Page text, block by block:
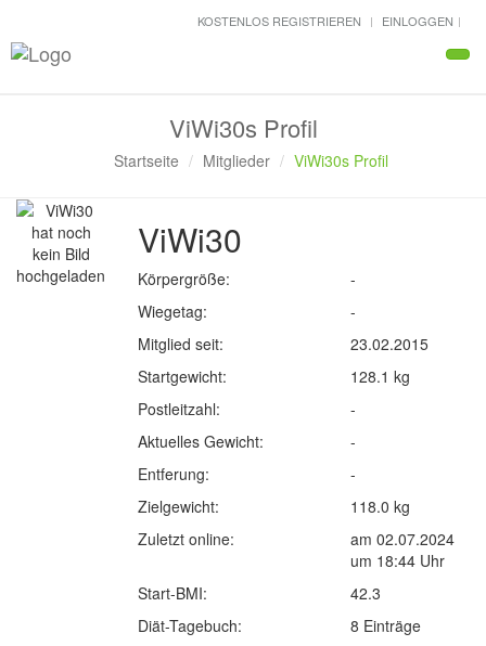
KOSTENLOS REGISTRIEREN EINLOGGEN
ViWi30s Profil
Startseite Mitglieder ViWi30s Profil
ViWi30
Körpergröße:
-
Wiegetag:
-
Mitglied seit:
23.02.2015
Startgewicht:
128.1 kg
Postleitzahl:
-
Aktuelles Gewicht:
-
Entferung:
-
Zielgewicht:
118.0 kg
Zuletzt online:
am 02.07.2024
um 18:44 Uhr
Start-BMI:
42.3
Diät-Tagebuch:
8 Einträge